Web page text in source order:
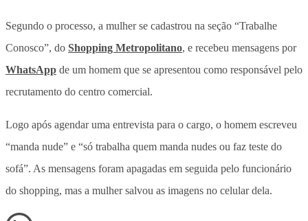
Segundo o processo, a mulher se cadastrou na seção “Trabalhe
Conosco”, do Shopping Metropolitano, e recebeu mensagens por
WhatsApp de um homem que se apresentou como responsável pelo
recrutamento do centro comercial.
Logo após agendar uma entrevista para o cargo, o homem escreveu
“manda nude” e “só trabalha quem manda nudes ou faz teste do
sofá”. As mensagens foram apagadas em seguida pelo funcionário
do shopping, mas a mulher salvou as imagens no celular dela.